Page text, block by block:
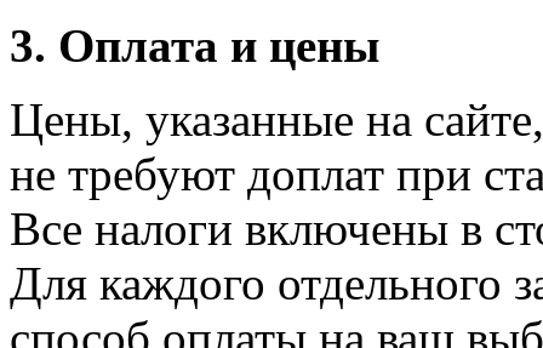
3. Оплата и цены
Цены, указанные на
не требуют доплат при
Все налоги включены в
Для каждого отдельного